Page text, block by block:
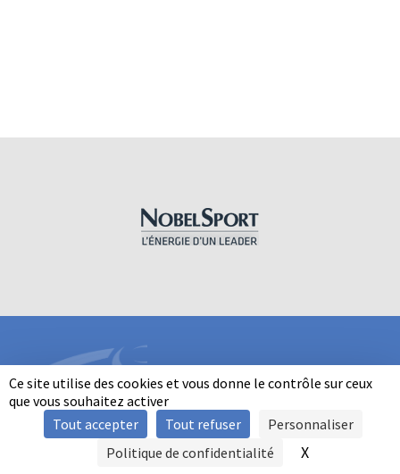
Ce site utilise des cookies et vous donne le contrôle sur ceux
que vous souhaitez activer
Tout accepter
Tout refuser
Personnaliser
Politique de confidentialité
X
INFORMATIONS
SIGNALER UNE VIOLENCE